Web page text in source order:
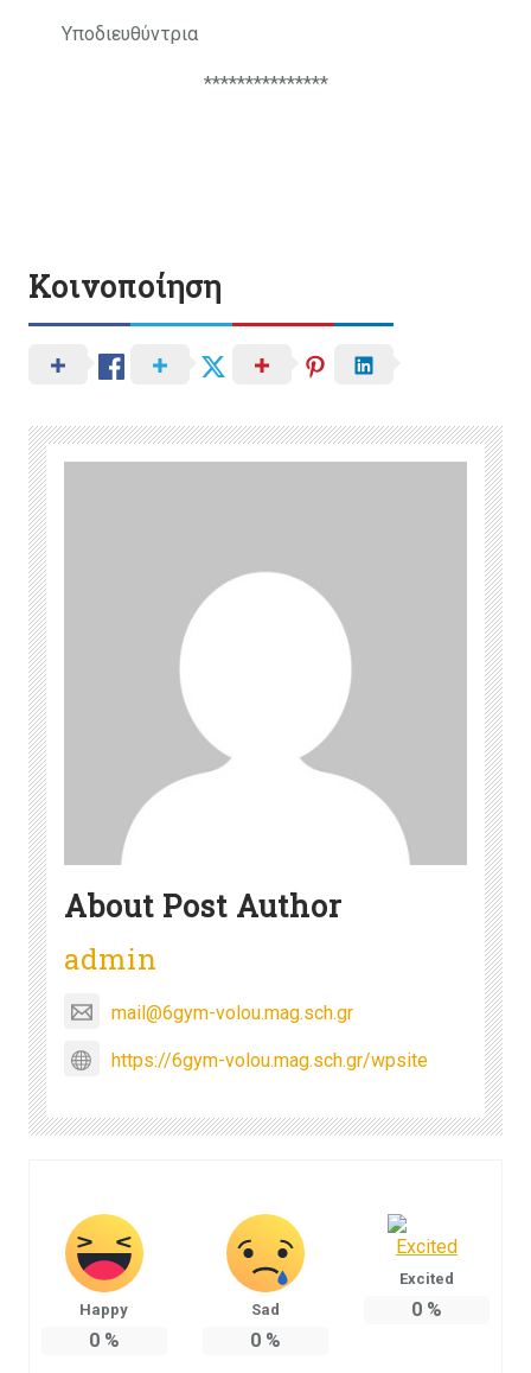
Υποδιευθύντρια
***************
Κοινοποίηση
About Post Author
admin
mail@6gym-volou.mag.sch.gr
https://6gym-volou.mag.sch.gr/wpsite
Happy
0%
Sad
0%
Excited
0%